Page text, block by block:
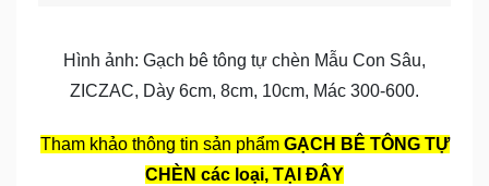
Hình ảnh: Gạch bê tông tự chèn Mẫu Con Sâu,
ZICZAC, Dày 6cm, 8cm, 10cm, Mác 300-600.
Tham khảo thông tin sản phẩm GẠCH BÊ TÔNG TỰ
CHÈN các loại, TẠI ĐÂY